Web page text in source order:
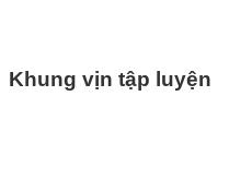
Khung vịn tập luyện